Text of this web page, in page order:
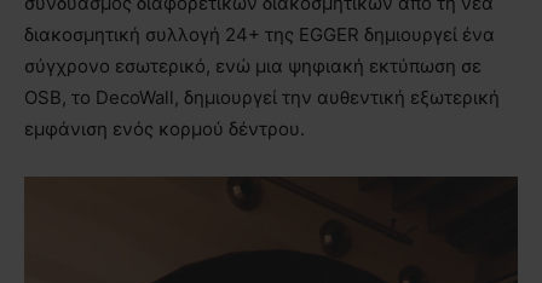
διακοσμητική συλλογή 24+ της EGGER δημιουργεί ένα
σύγχρονο εσωτερικό, ενώ μια ψηφιακή εκτύπωση σε
OSB, το DecoWall, δημιουργεί την αυθεντική εξωτερική
εμφάνιση ενός κορμού δέντρου.